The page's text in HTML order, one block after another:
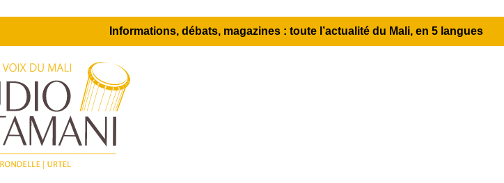
Informations, débats, magazines : toute l’actualité du Mali, en 5 langues